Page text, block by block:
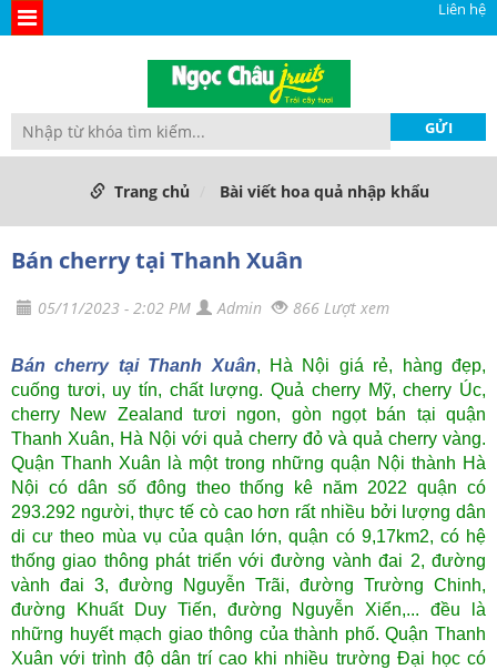
Liên hệ
Trang chủ Bài viết hoa quả nhập khẩu
Bán cherry tại Thanh Xuân
05/11/2023 - 2:02 PM Admin 866 Lượt xem
Bán cherry tại Thanh Xuân, Hà Nội giá rẻ, hàng đẹp,
cuống tươi, uy tín, chất lượng. Quả cherry Mỹ, cherry Úc,
cherry New Zealand tươi ngon, gòn ngọt bán tại quận
Thanh Xuân, Hà Nội với quả cherry đỏ và quả cherry vàng.
Quận Thanh Xuân là một trong những quận Nội thành Hà
Nội có dân số đông theo thống kê năm 2022 quận có
293.292 người, thực tế cò cao hơn rất nhiều bởi lượng dân
di cư theo mùa vụ của quận lớn, quận có 9,17km2, có hệ
thống giao thông phát triển với đường vành đai 2, đường
vành đai 3, đường Nguyễn Trãi, đường Trường Chinh,
đường Khuất Duy Tiến, đường Nguyễn Xiển,... đều là
những huyết mạch giao thông của thành phố. Quận Thanh
Xuân với trình độ dân trí cao khi nhiều trường Đại học có